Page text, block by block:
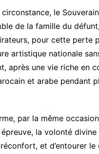
le
de la famille du
pour cette perte
artistique nationale
après une vie riche en
et arabe pendant
par la même
la volonté
et d’entourer